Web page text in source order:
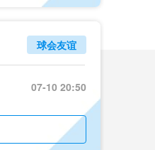
球会友谊
07-10 20:50